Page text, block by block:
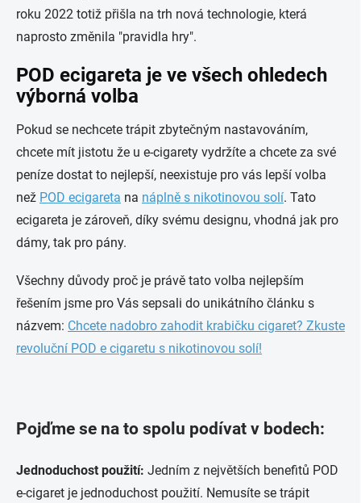
roku 2022 totiž přišla na trh nová technologie, která
naprosto změnila "pravidla hry".
POD ecigareta je ve všech ohledech
výborná volba
Pokud se nechcete trápit zbytečným nastavováním,
chcete mít jistotu že u e-cigarety vydržíte a chcete za své
peníze dostat to nejlepší, neexistuje pro vás lepší volba
než POD ecigareta na náplně s nikotinovou solí. Tato
ecigareta je zároveň, díky svému designu, vhodná jak pro
dámy, tak pro pány.
Všechny důvody proč je právě tato volba nejlepším
řešením jsme pro Vás sepsali do unikátního článku s
názvem: Chcete nadobro zahodit krabičku cigaret? Zkuste
revoluční POD e cigaretu s nikotinovou solí!
Pojďme se na to spolu podívat v bodech:
Jednoduchost použití: Jedním z největších benefitů POD
e-cigaret je jednoduchost použití. Nemusíte se trápit